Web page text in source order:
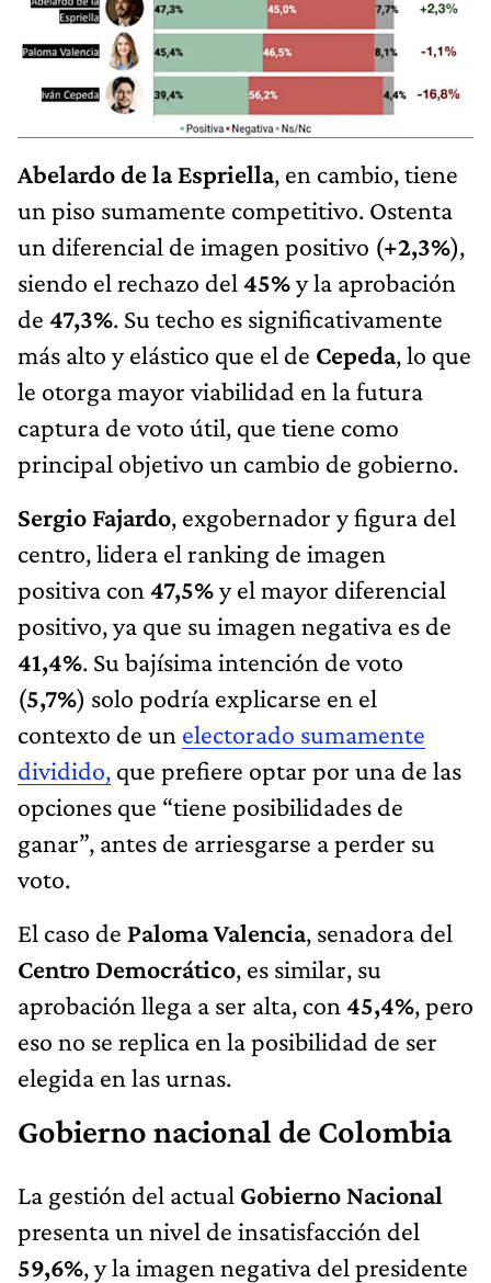
Abelardo de la Espriella, en cambio, tiene
un piso sumamente competitivo. Ostenta
un diferencial de imagen positivo (+2,3%),
siendo el rechazo del 45%y la aprobación
de 47,3%. Su techo es significativamente
más alto y elástico que el de Cepeda, lo que
le otorga mayor viabilidad en la futura
captura de voto útil, que tiene como
principal objetivo un cambio de gobierno.
Sergio Fajardo, exgobernador y figura del
centro, lidera el ranking de imagen
positiva con 47,5%y el mayor diferencial
positivo, ya que su imagen negativa es de
41,4%. Su bajísima intención de voto
(5,7%) solo podría explicarse en el
contexto de un electorado sumamente
dividido, que prefiere optar por una de las
opciones que “tiene posibilidades de
ganar”, antes de arriesgarse a perder su
voto.
El caso de Paloma Valencia, senadora del
Centro Democrático, es similar, su
aprobación llega a ser alta, con 45,4%, pero
eso no se replica en la posibilidad de ser
elegida en las urnas.
Gobierno nacional de Colombia
La gestión del actual Gobierno Nacional
presenta un nivel de insatisfacción del
59,6%, y la imagen negativa del presidente